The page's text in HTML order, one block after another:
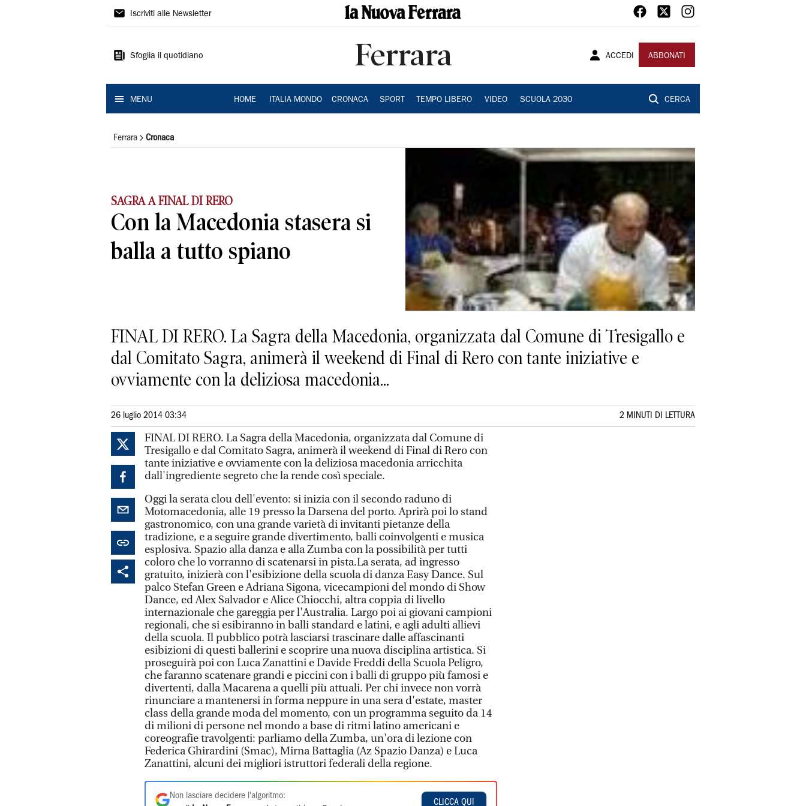
La
Ferrara
Iscriviti alle Newsletter
Sfoglia il quotidiano Ferrara ACCEDI ABBONATI
MENU HOME ITALIA MONDO CRONACA SPORT TEMPO LIBERO VIDEO SCUOLA 2030 CERCA
Ferrara Cronaca
SAGRA A FINAL DI RERO
Con la Macedonia stasera si
balla a tutto spiano
FINAL DI RERO. La Sagra della Macedonia, organizzata dal Comune di Tresigallo e
dal Comitato Sagra, animerà il weekend di Final di Rero con tante iniziative e
ovviamente con la deliziosa macedonia...
26 luglio 2014 03:34 2 MINUTI DI LETTURA
FINAL DI RERO. La Sagra della Macedonia, organizzata dal Comune di
Tresigallo e dal Comitato Sagra, animerà il weekend di Final di Rero con
tante iniziative e ovviamente con la deliziosa macedonia arricchita
dall'ingrediente segreto che la rende così speciale.
Oggi la serata clou dell'evento: si inizia con il secondo raduno di
Motomacedonia, alle 19 presso la Darsena del porto. Aprirà poi lo stand
gastronomico, con una grande varietà di invitanti pietanze della
tradizione, e a seguire grande divertimento, balli coinvolgenti e musica
esplosiva. Spazio alla danza e alla Zumba con la possibilità per tutti
coloro che lo vorranno di scatenarsi in pista.La serata, ad ingresso
gratuito, inizierà con l'esibizione della scuola di danza Easy Dance. Sul
palco Stefan Green e Adriana Sigona, vicecampioni del mondo di Show
Dance, ed Alex Salvador e Alice Chiocchi, altra coppia di livello
internazionale che gareggia per l'Australia. Largo poi ai giovani campioni
regionali, che si esibiranno in balli standard e latini, e agli adulti allievi
della scuola. Il pubblico potrà lasciarsi trascinare dalle affascinanti
esibizioni di questi ballerini e scoprire una nuova disciplina artistica. Si
proseguirà poi con Luca Zanattini e Davide Freddi della Scuola Peligro,
che faranno scatenare grandi e piccini con i balli di gruppo più famosi e
divertenti, dalla Macarena a quelli più attuali. Per chi invece non vorrà
rinunciare a mantenersi in forma neppure in una sera d'estate, master
class della grande moda del momento, con un programma seguito da 14
di milioni di persone nel mondo a base di ritmi latino americani e
coreografie travolgenti: parliamo della Zumba, un'ora di lezione con
Federica Ghirardini (Smac), Mirna Battaglia (Az Spazio Danza) e Luca
Zanattini, alcuni dei migliori istruttori federali della regione.
Non lasciare decidere l'algoritmo:
CLICCA QUI